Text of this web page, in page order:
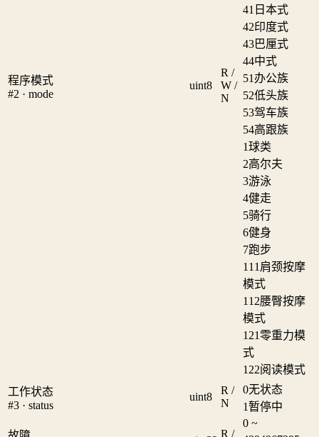
程序模式
#2 · mode
uint8
R /
W /
N
41 日本式
42印度式
43巴厘式
44中式
51 办公族
52低头族
53驾车族
54高跟族
1球类
2高尔夫
3游泳
4健走
5骑行
6健身
7跑步
111 肩颈按摩
模式
112腰臀按摩
模式
121零重力模
式
122阅读模式
工作状态
#3 · status
uint8
R /
N
0无状态
1 暂停中
R /
0 ~